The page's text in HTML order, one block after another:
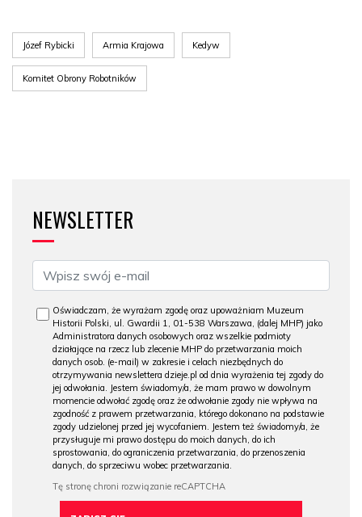
Józef Rybicki Armia Krajowa Kedyw
Komitet Obrony Robotników
NEWSLETTER
Oświadczam, że wyrażam zgodę oraz upoważniam Muzeum
Historii Polski, ul. Gwardii 1, 01-538 Warszawa, (dalej MHP) jako
Administratora danych osobowych oraz wszelkie podmioty
działające na rzecz lub zlecenie MHP do przetwarzania moich
danych osob. (e-mail) w zakresie i celach niezbędnych do
otrzymywania newslettera dzieje.pl od dnia wyrażenia tej zgody do
jej odwołania. Jestem świadomy/a, że mam prawo w dowolnym
momencie odwołać zgodę oraz że odwołanie zgody nie wpływa na
zgodność z prawem przetwarzania, którego dokonano na podstawie
zgody udzielonej przed jej wycofaniem. Jestem też świadomy/a, że
przysługuje mi prawo dostępu do moich danych, do ich
sprostowania, do ograniczenia przetwarzania, do przenoszenia
danych, do sprzeciwu wobec przetwarzania.